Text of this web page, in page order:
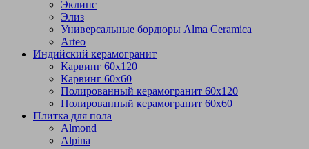
Эклипс
Элиз
Универсальные бордюры Alma Ceramica
Arteo
Индийский керамогранит
Карвинг 60х120
Карвинг 60х60
Полированный керамогранит 60х120
Полированный керамогранит 60х60
Плитка для пола
Almond
Alpina